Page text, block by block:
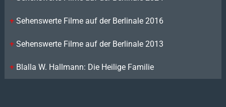
Sehenswerte Filme auf der Berlinale 2016
Sehenswerte Filme auf der Berlinale 2013
Blalla W. Hallmann: Die Heilige Familie